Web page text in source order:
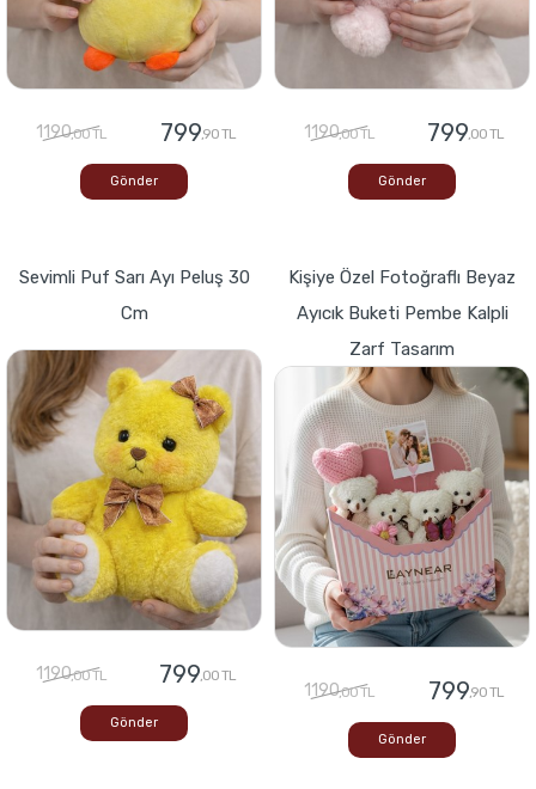
1190,00 TL 799,90 TL
Gönder
1190,00 TL 799,00 TL
Gönder
Sevimli Puf Sarı Ayı Peluş 30
Cm
1190,00 TL 799,00 TL
Gönder
Kişiye Özel Fotoğraflı Beyaz
Ayıcık Buketi Pembe Kalpli
Zarf Tasarım
1190,00 TL 799,90 TL
Gönder